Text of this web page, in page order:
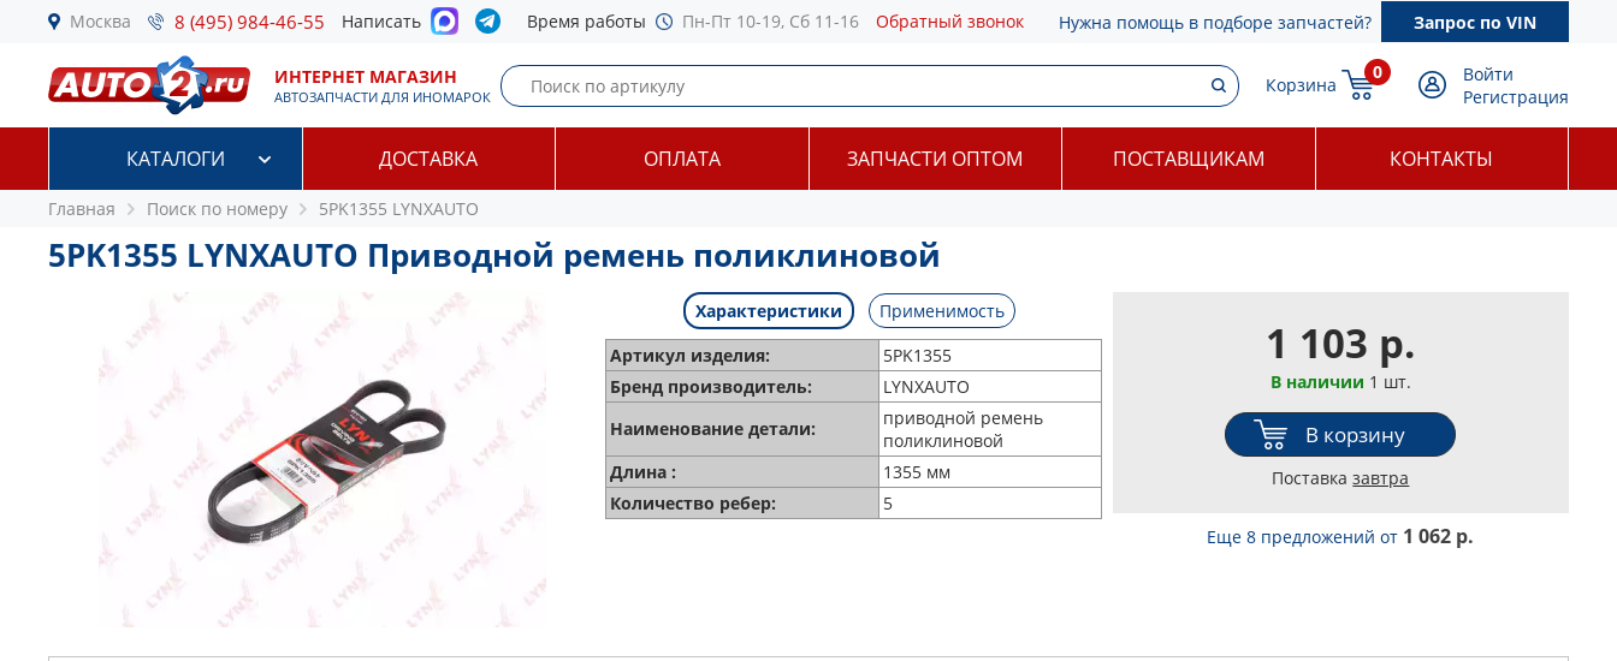
Москва 8 (495) 984-46-55 Написать Время работы Пн-Пт 10-19, Сб 11-16 Обратный звонок Нужна помощь в подборе запчастей? Запрос по VIN
ИНТЕРНЕТ МАГАЗИН
АВТОЗАПЧАСТИ ДЛЯ ИНОМАРОК
Корзина
0
Войти
Регистрация
КАТАЛОГИ ДОСТАВКА ОПЛАТА ЗАПЧАСТИ ОПТОМ ПОСТАВЩИКАМ КОНТАКТЫ
Главная Поиск по номеру 5PK1355 LYNXAUTO
5PK1355 LYNXAUTO Приводной ремень поликлиновой
Характеристики
Применимость
Артикул изделия:
5PK1355
Бренд производитель:
LYNXAUTO
Наименование детали:
приводной ремень
поликлиновой
Длина :
1355 мм
Количество ребер:
5
1 103 р.
В наличии 1 шт.
В корзину
Поставказавтра
Еще 8 предложенийот 1 062 р.